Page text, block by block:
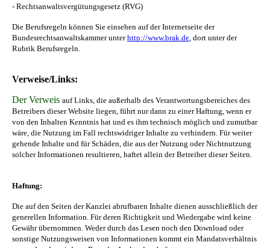
- Rechtsanwaltsvergütungsgesetz (RVG)
Die Berufsregeln können Sie einsehen auf der Internetseite der
Bundesrechtsanwaltskammer unterhttp://www.brak.de, dort unter der
Rubrik Berufsregeln.
Verweise/Links:
Der Verweis auf Links, die außerhalb des Verantwortungsbereiches des
Betreibers dieser Website liegen, führt nur dann zu einer Haftung, wenn er
von den Inhalten Kenntnis hat und es ihm technisch möglich und zumutbar
wäre, die Nutzung im Fall rechtswidriger Inhalte zu verhindern. Für weiter
gehende Inhalte und für Schäden, die aus der Nutzung oder Nichtnutzung
solcher Informationen resultieren, haftet allein der Betreiber dieser Seiten.
Haftung:
Die auf den Seiten der Kanzlei abrufbaren Inhalte dienen ausschließlich der
generellen Information. Für deren Richtigkeit und Wiedergabe wird keine
Gewähr übernommen. Weder durch das Lesen noch den Download oder
sonstige Nutzungsweisen von Informationen kommt ein Mandatsverhältnis